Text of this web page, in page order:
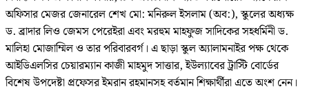
অফিসার মেজর জেনারেল শেখ মো: মনিরুল ইসলাম (অব:), স্কুলের অধ্যক্ষ
ড. ব্রাদার লিও জেমস পেরেইরা এবং মরহুম মাহফুজ সাদিকের সহধর্মিনী ড.
মালিহা মোজাম্মিল ও তার পরিবারবর্গ। এ ছাড়া স্কুল অ্যালামনাইর পক্ষ থেকে
আইডিএলসির চেয়ারম্যান কাজী মাহমুদ সাত্তার, ইউল্যাবের ট্রাস্টি বোর্ডের
বিশেষ উপদেষ্টা প্রফেসর ইমরান রহমানসহ বর্তমান শিক্ষার্থীরা এতে অংশ নেন।